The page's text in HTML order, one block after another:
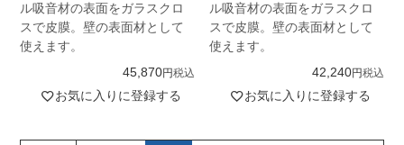
ル吸音材の表面をガラスクロ
スで皮膜。壁の表面材として
使えます。
45,870 税込
お気に入りに登録する
ル吸音材の表面をガラスクロ
スで皮膜。壁の表面材として
使えます。
42,240 税込
お気に入りに登録する